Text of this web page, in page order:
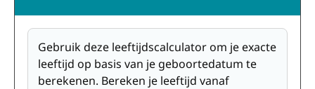
Gebruik deze leeftijdscalculator om je exacte
leeftijd op basis van je geboortedatum te
berekenen. Bereken je leeftijd vanaf